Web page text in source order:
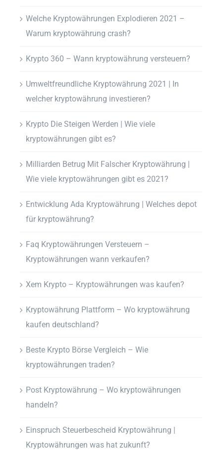
Welche Kryptowährungen Explodieren 2021 –
Warum kryptowährung crash?
Krypto 360 – Wann kryptowährung versteuern?
Umweltfreundliche Kryptowährung 2021 | In
welcher kryptowährung investieren?
Krypto Die Steigen Werden | Wie viele
kryptowährungen gibt es?
Milliarden Betrug Mit Falscher Kryptowährung |
Wie viele kryptowährungen gibt es 2021?
Entwicklung Ada Kryptowährung | Welches depot
für kryptowährung?
Faq Kryptowährungen Versteuern –
Kryptowährungen wann verkaufen?
Xem Krypto – Kryptowährungen was kaufen?
Kryptowährung Plattform – Wo kryptowährung
kaufen deutschland?
Beste Krypto Börse Vergleich – Wie
kryptowährungen traden?
Post Kryptowährung – Wo kryptowährungen
handeln?
Einspruch Steuerbescheid Kryptowährung |
Kryptowährungen was hat zukunft?